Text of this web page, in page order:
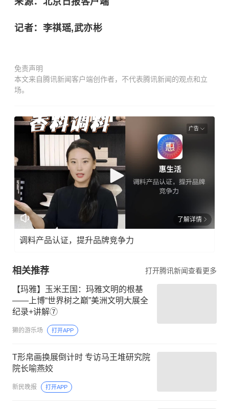
记者：李祺瑶,武亦彬
免责声明
本文来自腾讯新闻客户端创作者，不代表腾讯新闻的观点和立
场。
广告
了解详情
调料产品认证，提升品牌竞争力
相关推荐 打开腾讯新闻查看更多
【玛雅】玉米王国：玛雅文明的根基
——上博“世界树之巅”美洲文明大展全
纪录+讲解⑦
獭的游乐场 打开APP
T形帛画换展倒计时 专访马王堆研究院
院长喻燕姣
新民晚报 打开APP